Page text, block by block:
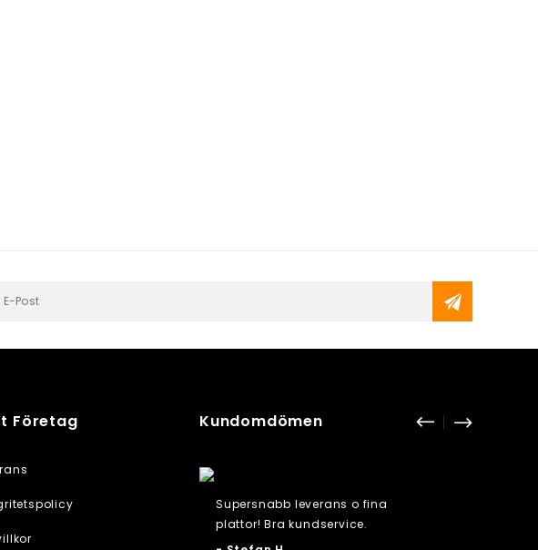
Företag Kundomdömen
Supersnabb leverans o fina
plattor! Bra kundservice.